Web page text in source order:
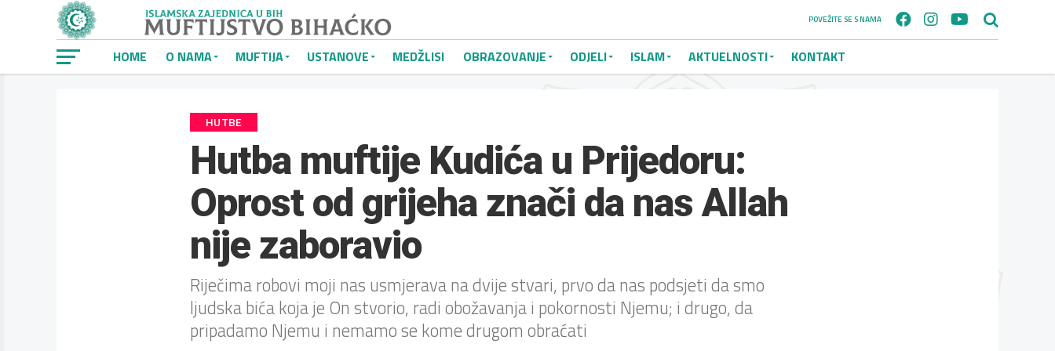
POVEŽITE SE S NAMA
HOME O NAMA MUFTIJA USTANOVE MEDŽLISI OBRAZOVANJE ODJELI ISLAM AKTUELNOSTI KONTAKT
HUTBE
Hutba muftije Kudića u Prijedoru:
Oprost od grijeha znači da nas Allah
nije zaboravio
Riječima robovi moji nas usmjerava na dvije stvari, prvo da nas podsjeti da smo
ljudska bića koja je On stvorio, radi obožavanja i pokornosti Njemu; i drugo, da
pripadamo Njemu i nemamo se kome drugom obraćati